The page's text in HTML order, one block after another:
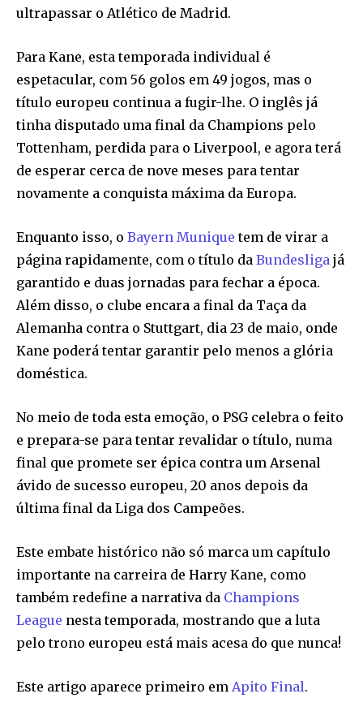
ultrapassar o Atlético de Madrid.
Para Kane, esta temporada individual é
espetacular, com 56 golos em 49 jogos, mas o
título europeu continua a fugir-lhe. O inglês já
tinha disputado uma final da Champions pelo
Tottenham, perdida para o Liverpool, e agora terá
de esperar cerca de nove meses para tentar
novamente a conquista máxima da Europa.
Enquanto isso, o Bayern Munique tem de virar a
página rapidamente, com o título da Bundesliga já
garantido e duas jornadas para fechar a época.
Além disso, o clube encara a final da Taça da
Alemanha contra o Stuttgart, dia 23 de maio, onde
Kane poderá tentar garantir pelo menos a glória
doméstica.
No meio de toda esta emoção, o PSG celebra o feito
e prepara-se para tentar revalidar o título, numa
final que promete ser épica contra um Arsenal
ávido de sucesso europeu, 20 anos depois da
última final da Liga dos Campeões.
Este embate histórico não só marca um capítulo
importante na carreira de Harry Kane, como
também redefine a narrativa da Champions
League nesta temporada, mostrando que a luta
pelo trono europeu está mais acesa do que nunca!
Este artigo aparece primeiro em Apito Final.